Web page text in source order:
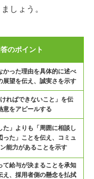
しょう。
のポイント
かった理由を具体的に述べ
展望を伝え、誠実さを示す
ければできないこと」を伝
意をアピールする
た」よりも「周囲に相談し
った」ことを伝え、コミュ
能力があることを示す
て給与が決まることを承知
え、採用者側の懸念を払拭